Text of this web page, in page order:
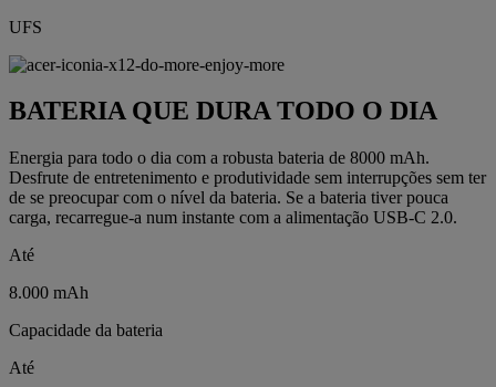
UFS
BATERIA QUE DURA TODO O DIA
Energia para todo o dia com a robusta bateria de 8000 mAh.
Desfrute de entretenimento e produtividade sem interrupções sem ter
de se preocupar com o nível da bateria. Se a bateria tiver pouca
carga, recarregue-a num instante com a alimentação USB-C 2.0.
Até
8.000 mAh
Capacidade da bateria
Até